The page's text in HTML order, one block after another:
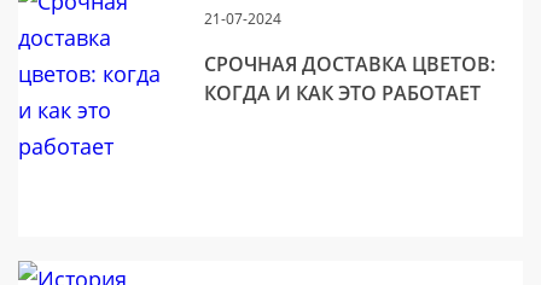
21-07-2024
СРОЧНАЯ ДОСТАВКА ЦВЕТОВ:
КОГДА И КАК ЭТО РАБОТАЕТ